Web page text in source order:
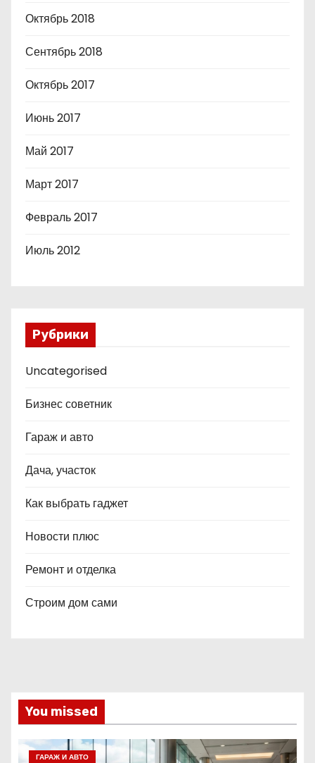
Октябрь 2018
Сентябрь 2018
Октябрь 2017
Июнь 2017
Май 2017
Март 2017
Февраль 2017
Июль 2012
Рубрики
Uncategorised
Бизнес советник
Гараж и авто
Дача, участок
Как выбрать гаджет
Новости плюс
Ремонт и отделка
Строим дом сами
You missed
ГАРАЖ И АВТО